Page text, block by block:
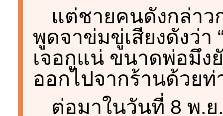
แต่ชายคนดังกล่าว
พูดจาข่มขู่เสียงดังว่า
เจอกูแน่ ขนาดพ่อมึง
ออกไปจากร้านด้วยท่
ต่อมาในวันที่ 8 พ.